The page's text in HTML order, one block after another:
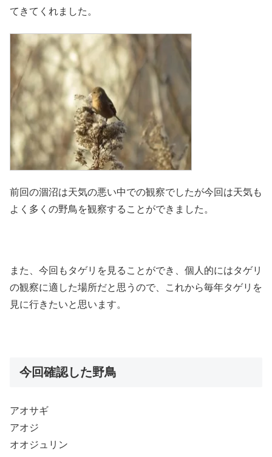
てきてくれました。
前回の涸沼は天気の悪い中での観察でしたが今回は天気も
よく多くの野鳥を観察することができました。
また、今回もタゲリを見ることができ、個人的にはタゲリ
の観察に適した場所だと思うので、これから毎年タゲリを
見に行きたいと思います。
今回確認した野鳥
アオサギ
アオジ
オオジュリン